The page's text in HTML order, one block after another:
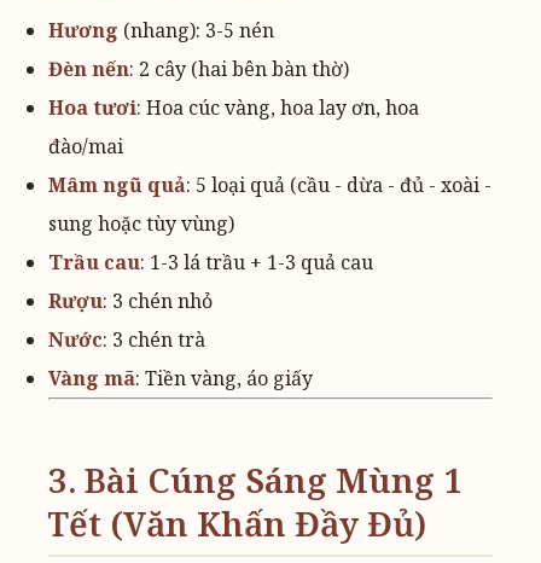
Hương (nhang): 3-5 nén
Đèn nến: 2 cây (hai bên bàn thờ)
Hoa tươi: Hoa cúc vàng, hoa lay ơn, hoa
đào/mai
Mâm ngũ quả: 5 loại quả (cầu - dừa - đủ - xoài -
sung hoặc tùy vùng)
Trầu cau: 1-3 lá trầu + 1-3 quả cau
Rượu: 3 chén nhỏ
Nước: 3 chén trà
Vàng mã: Tiền vàng, áo giấy
3. Bài Cúng Sáng Mùng 1
Tết (Văn Khấn Đầy Đủ)